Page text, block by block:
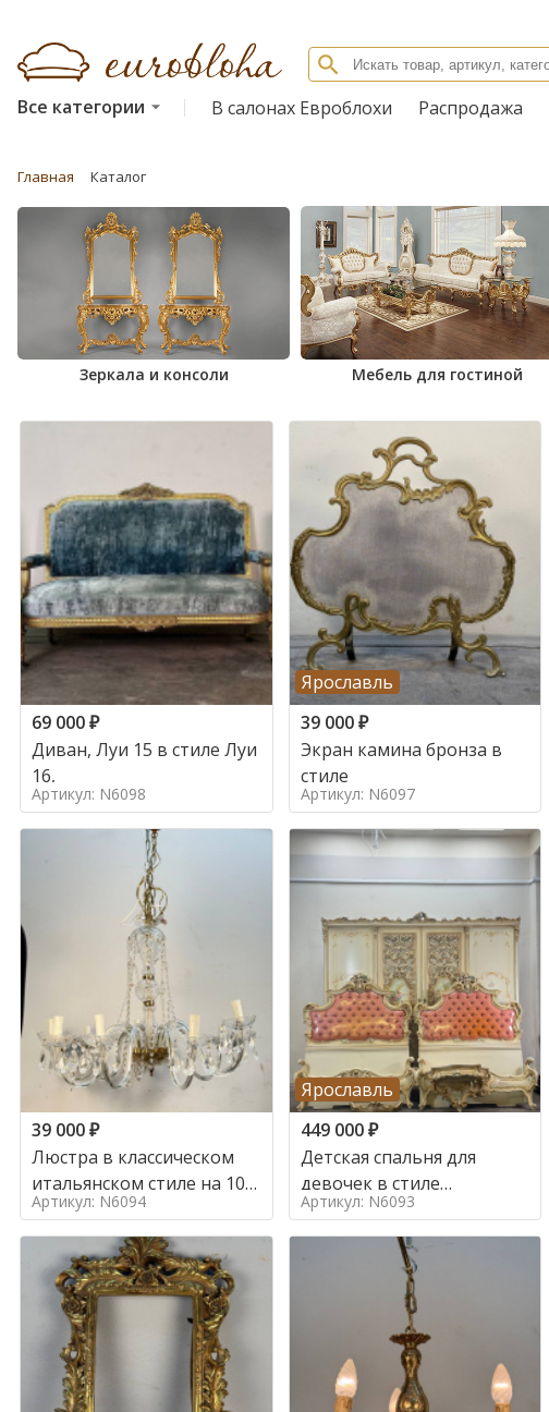
Все категории В салонах Евроблохи Распродажа
Главная Каталог
Зеркала и консоли Мебель для гостиной
69 000₽
Диван, Луи 15 в стиле Луи
16,
Артикул: N6098
Ярославль
39 000₽
Экран камина бронза в
стиле
Артикул: N6097
39 000₽
Люстра в классическом
итальянском стиле на 10
ламп. в стиле
Артикул: N6094
Ярославль
449 000₽
Детская спальня для
девочек в стиле
итальянского барокко в
стиле
Артикул: N6093